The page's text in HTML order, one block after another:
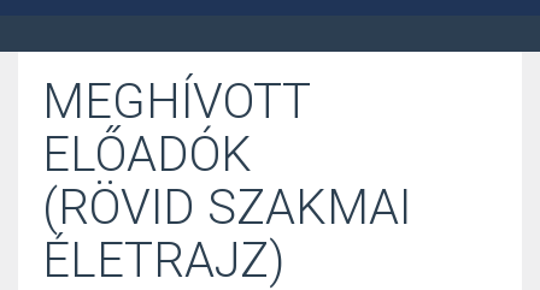
MEGHÍVOTT
ELŐADÓK
(RÖVID SZAKMAI
ÉLETRAJZ)